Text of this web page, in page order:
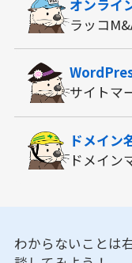
オンライ
ラッコ
サイトマ
ドメイン
ドメイン
わからないことは